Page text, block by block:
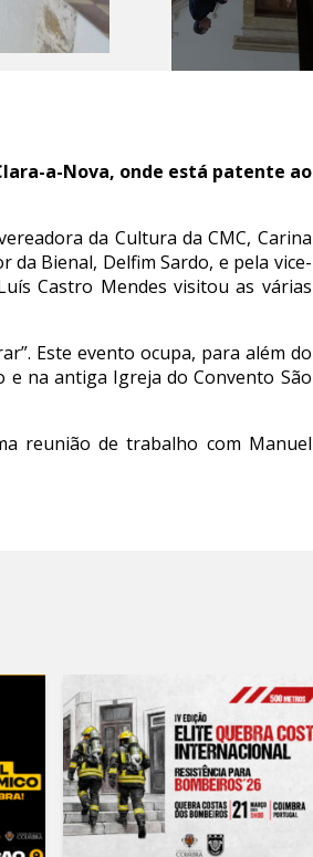
a-Nova, onde está patente ao
da Cultura da CMC, Carina
da Bienal, Delfim Sardo, e pela vice-
Castro Mendes visitou as várias
Este evento ocupa, para além do
e na antiga Igreja do Convento São
reunião de trabalho com Manuel